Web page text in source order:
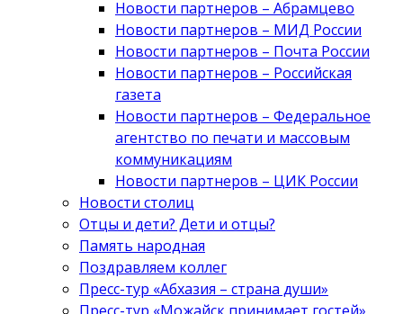
Новости партнеров – Абрамцево
Новости партнеров – МИД России
Новости партнеров – Почта России
Новости партнеров – Российская
газета
Новости партнеров – Федеральное
агентство по печати и массовым
коммуникациям
Новости партнеров – ЦИК России
Новости столиц
Отцы и дети? Дети и отцы?
Память народная
Поздравляем коллег
Пресс-тур «Абхазия – страна души»